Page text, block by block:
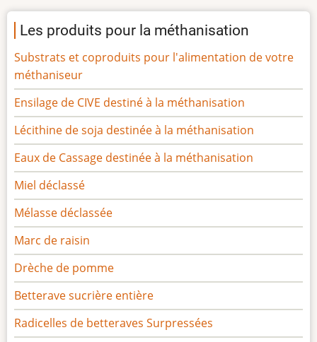
Les produits pour la méthanisation
Substrats et coproduits pour l'alimentation de votre
méthaniseur
Ensilage de CIVE destiné à la méthanisation
Lécithine de soja destinée à la méthanisation
Eaux de Cassage destinée à la méthanisation
Miel déclassé
Mélasse déclassée
Marc de raisin
Drèche de pomme
Betterave sucrière entière
Radicelles de betteraves Surpressées